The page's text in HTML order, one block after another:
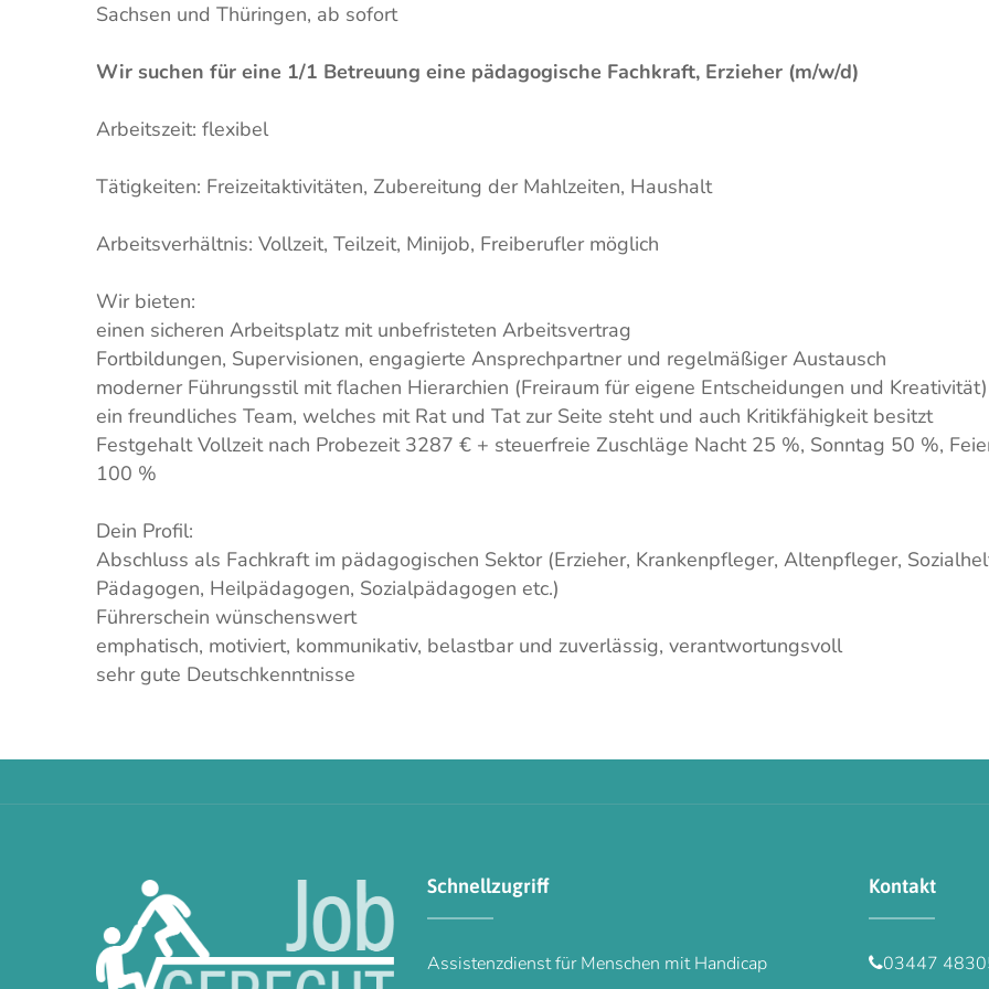
Sachsen und Thüringen, ab sofort
Wir suchen für eine 1/1 Betreuung eine pädagogische Fachkraft, Erzieher (m/w/d)
Arbeitszeit: flexibel
Tätigkeiten: Freizeitaktivitäten, Zubereitung der Mahlzeiten, Haushalt
Arbeitsverhältnis: Vollzeit, Teilzeit, Minijob, Freiberufler möglich
Wir bieten:
einen sicheren Arbeitsplatz mit unbefristeten Arbeitsvertrag
Fortbildungen, Supervisionen, engagierte Ansprechpartner und regelmäßiger Austausch
moderner Führungsstil mit flachen Hierarchien (Freiraum für eigene Entscheidungen und Kreativität)
ein freundliches Team, welches mit Rat und Tat zur Seite steht und auch Kritikfähigkeit besitzt
Festgehalt Vollzeit nach Probezeit 3287 € + steuerfreie Zuschläge Nacht 25 %, Sonntag 50 %,
100 %
Dein Profil:
Abschluss als Fachkraft im pädagogischen Sektor (Erzieher, Krankenpfleger, Altenpfleger,
Pädagogen, Heilpädagogen, Sozialpädagogen etc.)
Führerschein wünschenswert
emphatisch, motiviert, kommunikativ, belastbar und zuverlässig, verantwortungsvoll
sehr gute Deutschkenntnisse
Schnellzugriff
Assistenzdienst für Menschen mit Handicap
Kontakt
03447